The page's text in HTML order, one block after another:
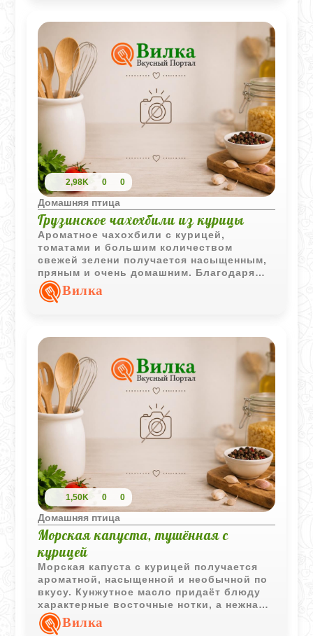
2,98K 0 0
Домашняя птица
Грузинское чахохбили из курицы
Ароматное чахохбили с курицей,
томатами и большим количеством
свежей зелени получается насыщенным,
пряным и очень домашним. Благодаря
медленному тушению мясо становится
мягким, а соус густым и ярким по вкусу.
Вилка
1,50K 0 0
Домашняя птица
Морская капуста, тушённая с
курицей
Морская капуста с курицей получается
ароматной, насыщенной и необычной по
вкусу. Кунжутное масло придаёт блюду
характерные восточные нотки, а нежная
курица хорошо сочетается с мягкой
текстурой ламинарии.
Вилка